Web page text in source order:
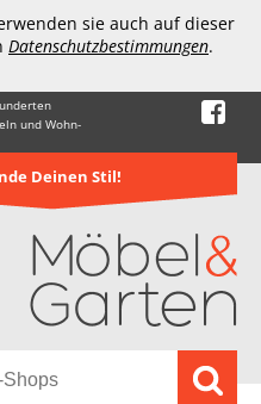
sie auch auf dieser
Datenschutzbestimmungen.
und Wohn-
Deinen Stil!